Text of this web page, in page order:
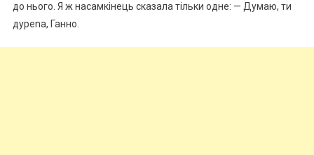
до нього. Я ж насамкінець сказала тільки одне: — Думаю, ти
дуреnа, Ганно.